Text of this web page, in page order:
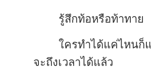
รู้สึกท้อหรือท้าทาย
ใครทำได้แค่ไหนก็
จะถึงเวลาได้แล้ว